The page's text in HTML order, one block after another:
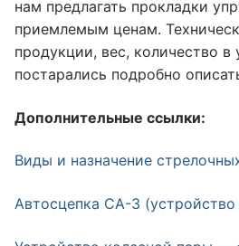
нам предлагать прокладки
приемлемым ценам.
продукции, вес, количество в
постарались подробно
Дополнительные ссылки:
Виды и назначение
Автосцепка СА-3 (устройство